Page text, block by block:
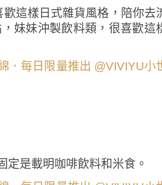
這樣日式雜貨風格，陪你去
妹妹沖製飲料類，很喜歡這
是載明咖啡飲料和米食。